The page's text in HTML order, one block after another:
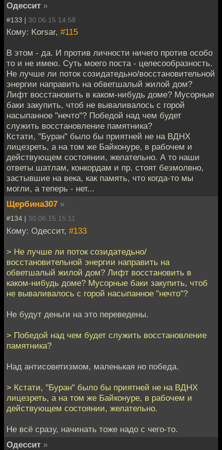
Одессит »
#133 | 30.06.15 14:58
Кому: Korsar, #115
В этом - да. И против личности ничего против особо
то и не имею. Суть моего поста - целесообразность.
Не лучше ли поток созидатедьно/восстановительной
энергии направить на обветшалый жилой дом?
Лифт восстановить в каком-нибудь доме? Мусорные
баки закупить, чтоб не вываливалось с горой
насыпанное "нечто"? Победой над чем будет
служить восстановление памятника?
Кстати, "Буран" было бы приятней не на ВДНХ
лицезреть, а на том же Байконуре, в рабочем и
действующем состоянии, желательно. А то наши
ответы шатлам, конкордам и пр. стоят безмолвно,
застывшие на века, как память, что когда-то мы
могли, а теперь - нет...
Щербина307 »
#134 | 30.06.15 15:11
Кому: Одессит, #133
> Не лучше ли поток созидатедьно/
восстановительной энергии направить на
обветшалый жилой дом? Лифт восстановить в
каком-нибудь доме? Мусорные баки закупить, чтоб
не вываливалось с горой насыпанное "нечто"?
Не будут деньги на это переведены.
> Победой над чем будет служить восстановление
памятника?
Над антисоветизмом, маленькая но победа.
> Кстати, "Буран" было бы приятней не на ВДНХ
лицезреть, а на том же Байконуре, в рабочем и
действующем состоянии, желательно.
Не всё сразу, начинать тоже надо с чего-то.
Одессит »